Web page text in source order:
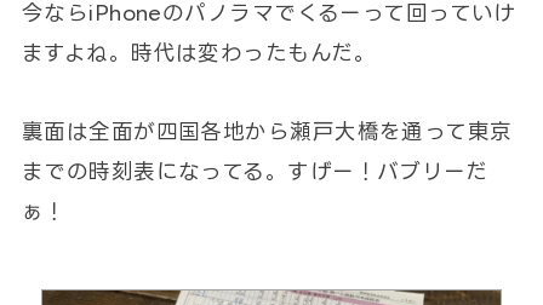
今ならiPhoneのパノラマでくるーって回っていけ
ますよね。時代は変わったもんだ。
裏面は全面が四国各地から瀬戸大橋を通って東京
までの時刻表になってる。すげー！バブリーだ
ぁ！